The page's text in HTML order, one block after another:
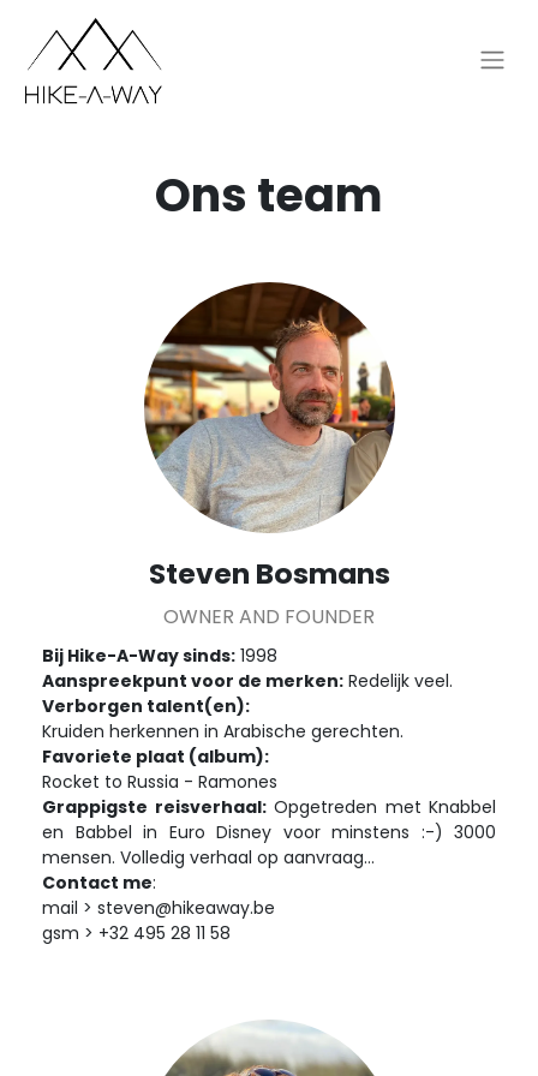
Ons team
Steven Bosmans
OWNER AND FOUNDER
Bij Hike-A-Way sinds: 1998
Aanspreekpunt voor de merken: Redelijk veel.
Verborgen talent(en):
Kruiden herkennen in Arabische gerechten.
Favoriete plaat (album):
Rocket to Russia - Ramones
Grappigste reisverhaal:Opgetreden met Knabbel
en Babbel in Euro Disney voor minstens :-) 3000
mensen. Volledig verhaal op aanvraag...
Contact me:
mail > steven@hikeaway.be
gsm > +32 495 28 11 58